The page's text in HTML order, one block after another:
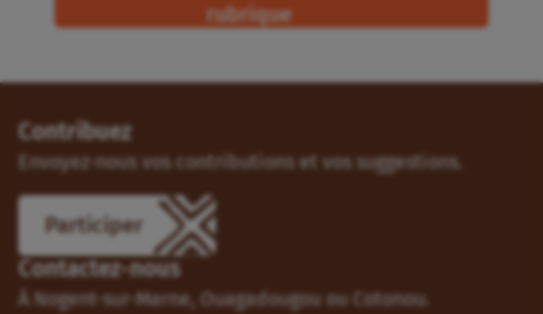
rubrique
Contribuez
Envoyez-nous vos contributions et vos suggestions.
Participer
Contactez-nous
À Nogent-sur-Marne, Ouagadougou ou Cotonou.